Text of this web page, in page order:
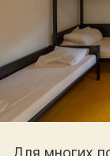
Для многих